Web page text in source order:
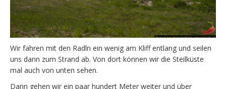
Wir fahren mit den Radln ein wenig am Kliff entlang und seilen
uns dann zum Strand ab. Von dort können wir die Steilküste
mal auch von unten sehen.
Dann gehen wir ein paar hundert Meter weiter und über